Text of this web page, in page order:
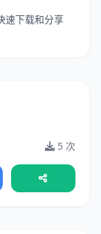
速下载和分享
5 次